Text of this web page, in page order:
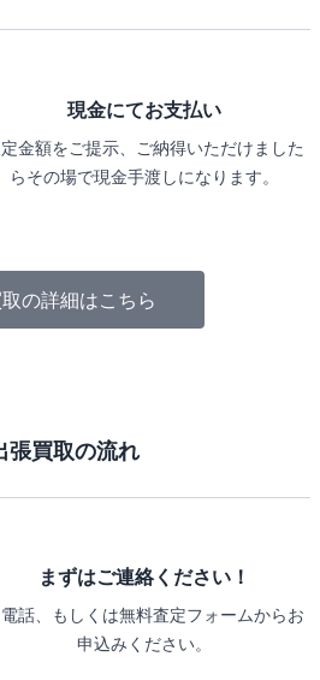
現金にてお支払い
金額をご提示、ご納得いただけました
らその場で現金手渡しになります。
の詳細はこちら
張買取の流れ
まずはご連絡ください！
話、もしくは無料査定フォームからお
申込みください。